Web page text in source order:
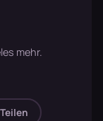
mehr.
Teilen